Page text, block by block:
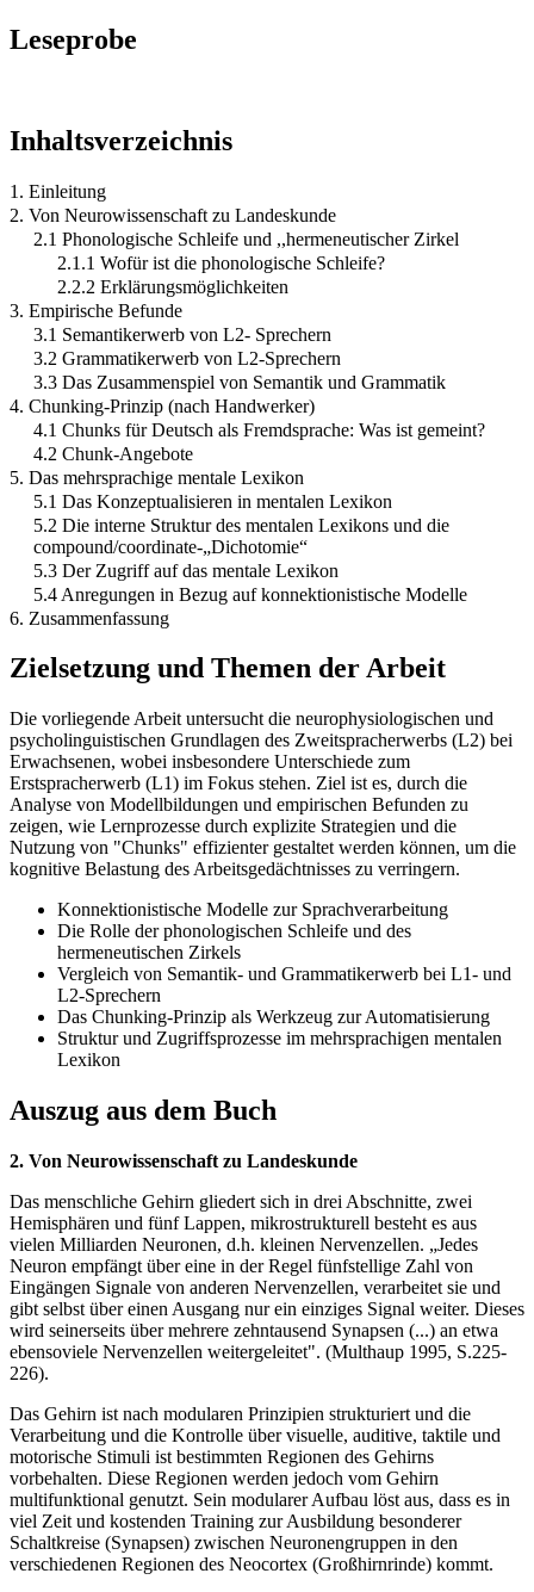
Leseprobe
Inhaltsverzeichnis
1. Einleitung
2. Von Neurowissenschaft zu Landeskunde
2.1 Phonologische Schleife und ,,hermeneutischer Zirkel
2.1.1 Wofür ist die phonologische Schleife?
2.2.2 Erklärungsmöglichkeiten
3. Empirische Befunde
3.1 Semantikerwerb von L2- Sprechern
3.2 Grammatikerwerb von L2-Sprechern
3.3 Das Zusammenspiel von Semantik und Grammatik
4. Chunking-Prinzip (nach Handwerker)
4.1 Chunks für Deutsch als Fremdsprache: Was ist gemeint?
4.2 Chunk-Angebote
5. Das mehrsprachige mentale Lexikon
5.1 Das Konzeptualisieren in mentalen Lexikon
5.2 Die interne Struktur des mentalen Lexikons und die
compound/coordinate-„Dichotomie“
5.3 Der Zugriff auf das mentale Lexikon
5.4 Anregungen in Bezug auf konnektionistische Modelle
6. Zusammenfassung
Zielsetzung und Themen der Arbeit
Die vorliegende Arbeit untersucht die neurophysiologischen und
psycholinguistischen Grundlagen des Zweitspracherwerbs (L2) bei
Erwachsenen, wobei insbesondere Unterschiede zum
Erstspracherwerb (L1) im Fokus stehen. Ziel ist es, durch die
Analyse von Modellbildungen und empirischen Befunden zu
zeigen, wie Lernprozesse durch explizite Strategien und die
Nutzung von "Chunks" effizienter gestaltet werden können, um die
kognitive Belastung des Arbeitsgedächtnisses zu verringern.
Konnektionistische Modelle zur Sprachverarbeitung
Die Rolle der phonologischen Schleife und des
hermeneutischen Zirkels
Vergleich von Semantik- und Grammatikerwerb bei L1- und
L2-Sprechern
Das Chunking-Prinzip als Werkzeug zur Automatisierung
Struktur und Zugriffsprozesse im mehrsprachigen mentalen
Lexikon
Auszug aus dem Buch
2. Von Neurowissenschaft zu Landeskunde
Das menschliche Gehirn gliedert sich in drei Abschnitte, zwei
Hemisphären und fünf Lappen, mikrostrukturell besteht es aus
vielen Milliarden Neuronen, d.h. kleinen Nervenzellen. „Jedes
Neuron empfängt über eine in der Regel fünfstellige Zahl von
Eingängen Signale von anderen Nervenzellen, verarbeitet sie und
gibt selbst über einen Ausgang nur ein einziges Signal weiter. Dieses
wird seinerseits über mehrere zehntausend Synapsen (...) an etwa
ebensoviele Nervenzellen weitergeleitet". (Multhaup 1995, S.225-
226).
Das Gehirn ist nach modularen Prinzipien strukturiert und die
Verarbeitung und die Kontrolle über visuelle, auditive, taktile und
motorische Stimuli ist bestimmten Regionen des Gehirns
vorbehalten. Diese Regionen werden jedoch vom Gehirn
multifunktional genutzt. Sein modularer Aufbau löst aus, dass es in
viel Zeit und kostenden Training zur Ausbildung besonderer
Schaltkreise (Synapsen) zwischen Neuronengruppen in den
verschiedenen Regionen des Neocortex (Großhirnrinde) kommt.